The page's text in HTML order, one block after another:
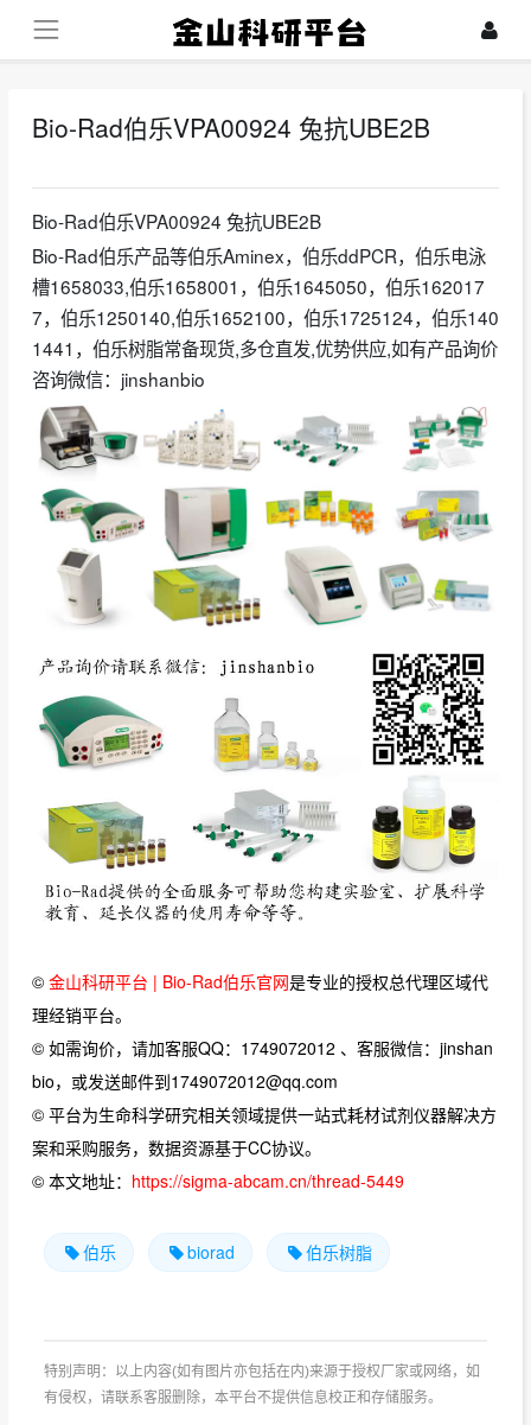
Bio-Rad伯乐VPA00924 兔抗UBE2B
Bio-Rad伯乐VPA00924 兔抗UBE2B
Bio-Rad伯乐产品等伯乐Aminex，伯乐ddPCR，伯乐电泳
槽1658033,伯乐1658001，伯乐1645050，伯乐162017
7，伯乐1250140,伯乐1652100，伯乐1725124，伯乐140
1441，伯乐树脂常备现货,多仓直发,优势供应,如有产品询价
咨询微信：jinshanbio
© 金山科研平台 | Bio-Rad伯乐官网是专业的授权总代理区域代
理经销平台。
© 如需询价，请加客服QQ：1749072012 、客服微信：jinshan
bio，或发送邮件到1749072012@qq.com
© 平台为生命科学研究相关领域提供一站式耗材试剂仪器解决方
案和采购服务，数据资源基于CC协议。
© 本文地址： https://sigma-abcam.cn/thread-5449
伯乐 biorad 伯乐树脂
特别声明：以上内容(如有图片亦包括在内)来源于授权厂家或网络，如
有侵权，请联系客服删除，本平台不提供信息校正和存储服务。